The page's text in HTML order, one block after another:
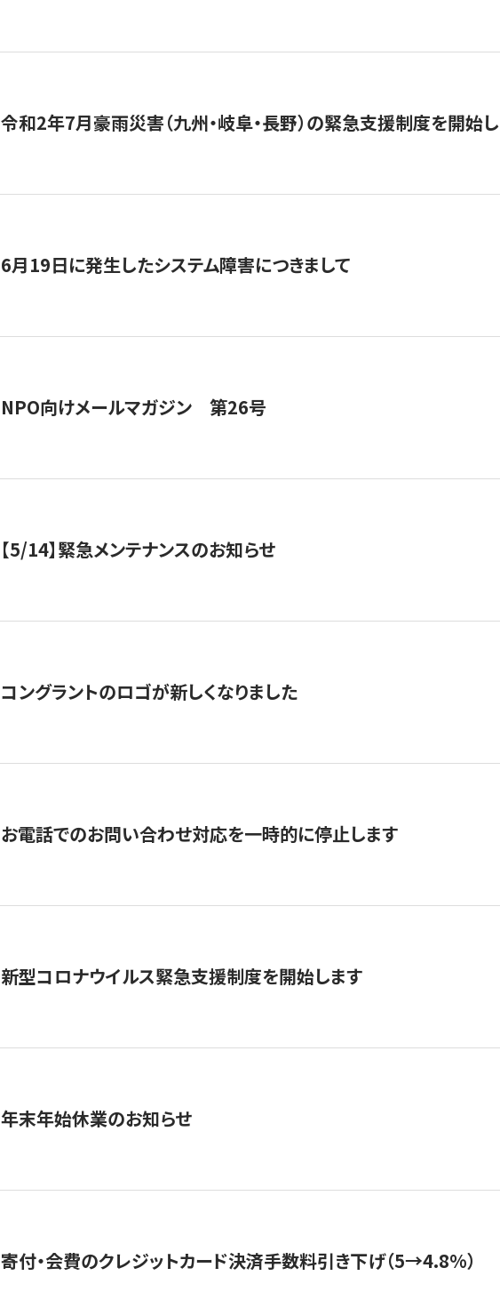
令和2年7月豪雨災害（九州・岐阜・長野）の緊急支援制度を開始
6月19日に発生したシステム障害につきまして
NPO向けメールマガジン 第26号
【5/14】緊急メンテナンスのお知らせ
コングラントのロゴが新しくなりました
お電話でのお問い合わせ対応を一時的に停止します
新型コロナウイルス緊急支援制度を開始します
年末年始休業のお知らせ
寄付・会費のクレジットカード決済手数料引き下げ（5→4.8%）